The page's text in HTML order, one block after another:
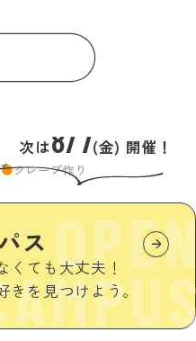
クレープ作り
ス
くても大丈夫！
を見つけよう。
次は8/7(金) 開催！